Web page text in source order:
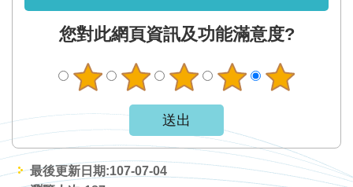
站
資
料
開
您對此網頁資訊及功能滿意度?
最後更新日期:107-07-04